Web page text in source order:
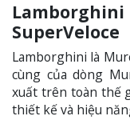
SuperVeloce
Lamborghini là
cùng của dòng
xuất trên toàn thế
thiết kế và hiệu